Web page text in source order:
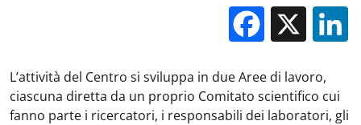
X
L’attività del Centro si sviluppa in due Aree di lavoro,
ciascuna diretta da un proprio Comitato scientifico cui
fanno parte i ricercatori, i responsabili dei laboratori, gli